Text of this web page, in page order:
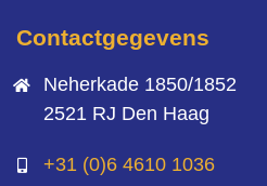
Contactgegevens
Neherkade 1850/1852
2521 RJ Den Haag
+31 (0)6 4610 1036